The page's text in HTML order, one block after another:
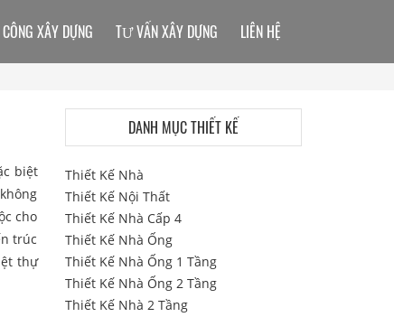
biệt
cho
trúc
thự
XÂY DỰNG TƯ VẤN XÂY DỰNG LIÊN HỆ
DANH MỤC THIẾT KẾ
Thiết Kế Nhà
Thiết Kế Nội Thất
Thiết Kế Nhà Cấp 4
Thiết Kế Nhà Ống
Thiết Kế Nhà Ống 1 Tầng
Thiết Kế Nhà Ống 2 Tầng
Thiết Kế Nhà 2 Tầng